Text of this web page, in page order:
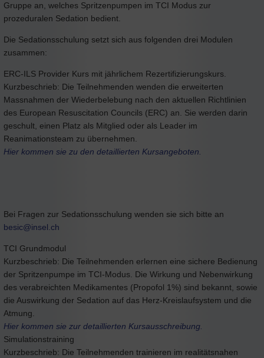
Gruppe an, welches Spritzenpumpen im TCI Modus zur
prozeduralen Sedation bedient.
Die Sedationsschulung setzt sich aus folgenden drei Modulen
zusammen:
ERC-ILS Provider Kurs mit jährlichem Rezertifizierungskurs.
Kurzbeschrieb: Die Teilnehmenden wenden die erweiterten
Massnahmen der Wiederbelebung nach den aktuellen Richtlinien
des European Resuscitation Councils (ERC) an. Sie werden darin
geschult, einen Platz als Mitglied oder als Leader im
Reanimationsteam zu übernehmen.
Hier kommen sie zu den detaillierten Kursangeboten.
Bei Fragen zur Sedationsschulung wenden sie sich bitte an
besic@insel.ch
TCI Grundmodul
Kurzbeschrieb: Die Teilnehmenden erlernen eine sichere Bedienung
der Spritzenpumpe im TCI-Modus. Die Wirkung und Nebenwirkung
des verabreichten Medikamentes (Propofol 1%) sind bekannt, sowie
die Auswirkung der Sedation auf das Herz-Kreislaufsystem und die
Atmung.
Hier kommen sie zur detaillierten Kursausschreibung.
Simulationstraining
Kurzbeschrieb: Die Teilnehmenden trainieren im realitätsnahen